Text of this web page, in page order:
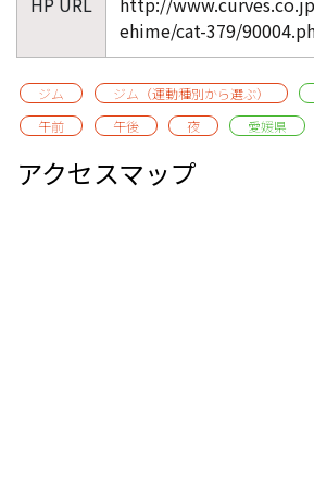
ehime/cat-379/
ジム ジム（運動種別から選ぶ）
午前
午後 夜 愛媛県
アクセスマップ